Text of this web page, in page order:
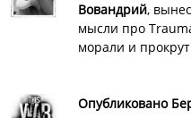
Вовандрий,
мысли про
морали и
Опубликовано